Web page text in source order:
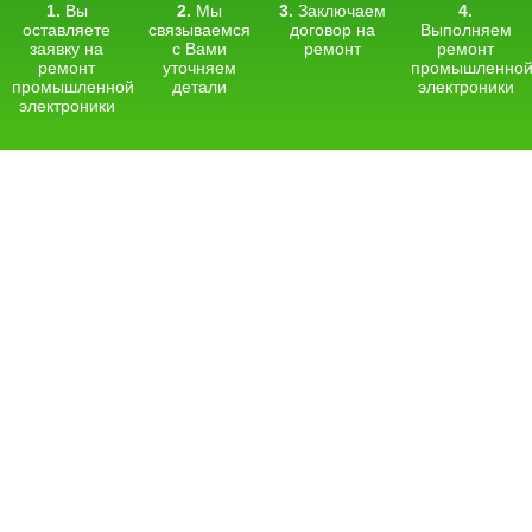
1. Вы
оставляете
заявку на
ремонт
промышленной
электроники
2. Мы
связываемся
с Вами
уточняем
детали
3. Заключаем
договор на
ремонт
4.
Выполняем
ремонт
промышленной
электроники